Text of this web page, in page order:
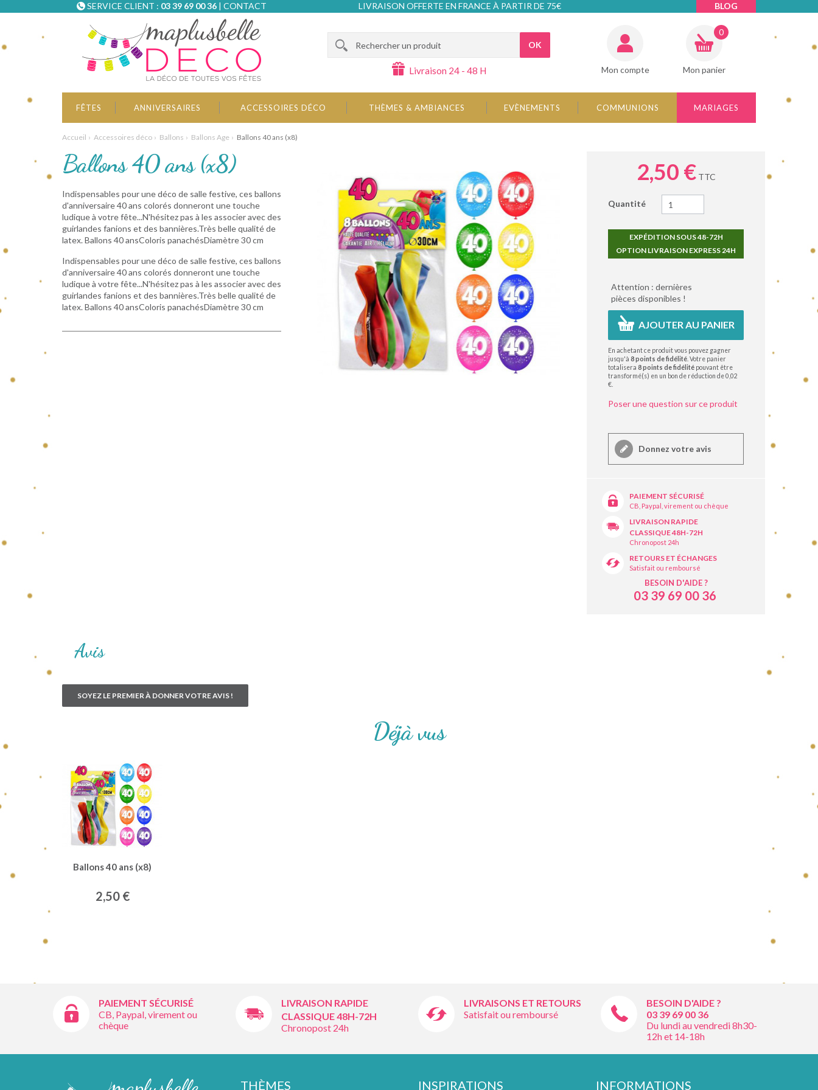
SERVICE CLIENT : 03 39 69 00 36| CONTACT LIVRAISON OFFERTE EN FRANCE À PARTIR DE 75€ BLOG
OK
Livraison 24 - 48 H Mon compte Mon panier
0
FÊTES ANNIVERSAIRES ACCESSOIRES DÉCO THÈMES & AMBIANCES EVÈNEMENTS COMMUNIONS MARIAGES
Accueil Accessoires déco Ballons Ballons Age Ballons 40 ans (x8)
Ballons 40 ans (x8)
Indispensables pour une déco de salle festive, ces ballons
d'anniversaire 40 ans colorés donneront une touche
ludique à votre fête...N'hésitez pas à les associer avec des
guirlandes fanions et des bannières.Très belle qualité de
latex. Ballons 40 ansColoris panachésDiamètre 30 cm
Indispensables pour une déco de salle festive, ces ballons
d'anniversaire 40 ans colorés donneront une touche
ludique à votre fête...N'hésitez pas à les associer avec des
guirlandes fanions et des bannières.Très belle qualité de
latex. Ballons 40 ansColoris panachésDiamètre 30 cm
2,50 €TTC
Quantité
EXPÉDITION SOUS 48-72H
OPTION LIVRAISON EXPRESS 24H
Attention : dernières
pièces disponibles !
AJOUTER AU PANIER
En achetant ce produit vous pouvez gagner
jusqu'à8points de fidélité . Votre panier
totalisera8points de fidélité pouvant être
transformé(s) en un bon de réduction de0,02
€
Poser une question sur ce produit
Donnez votre avis
PAIEMENT SÉCURISÉ
CB, Paypal, virement ou chèque
LIVRAISON RAPIDE
CLASSIQUE 48H-72H
Chronopost 24h
RETOURS ET ÉCHANGES
Satisfait ou remboursé
BESOIN D'AIDE ?
03 39 69 00 36
Avis
SOYEZ LE PREMIER À DONNER VOTRE AVIS !
Déjà vus
Ballons 40 ans (x8)
2,50 €
PAIEMENT SÉCURISÉ
CB, Paypal, virement ou
chèque
LIVRAISON RAPIDE
CLASSIQUE 48H-72H
Chronopost 24h
LIVRAISONS ET RETOURS
Satisfait ou remboursé
BESOIN D'AIDE ?
03 39 69 00 36
Du lundi au vendredi 8h30-
12h et 14-18h
THÈMES INSPIRATIONS INFORMATIONS